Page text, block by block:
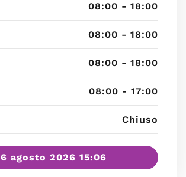
08:00 - 18:00
08:00 - 18:00
08:00 - 18:00
08:00 - 17:00
Chiuso
6 agosto 2026 15:06